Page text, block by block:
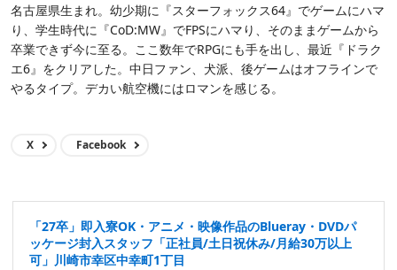
名古屋県生まれ。幼少期に『スターフォックス64』でゲームにハマ
り、学生時代に『CoD:MW』でFPSにハマり、そのままゲームから
卒業できず今に至る。ここ数年でRPGにも手を出し、最近『ドラク
エ6』をクリアした。中日ファン、犬派、後ゲームはオフラインで
やるタイプ。デカい航空機にはロマンを感じる。
X Facebook
「27卒」即入寮OK・アニメ・映像作品のBlueray・DVDパ
ッケージ封入スタッフ「正社員/土日祝休み/月給30万以上
可」川崎市幸区中幸町1丁目